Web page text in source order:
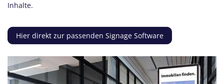
Inhalte.
Hier direkt zur passenden Signage Software